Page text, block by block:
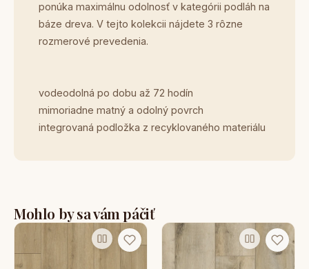
ponúka maximálnu odolnosť v kategórii podláh na
báze dreva. V tejto kolekcii nájdete 3 rôzne
rozmerové prevedenia.
vodeodolná po dobu až 72 hodín
mimoriadne matný a odolný povrch
integrovaná podložka z recyklovaného materiálu
Mohlo by sa vám páčiť